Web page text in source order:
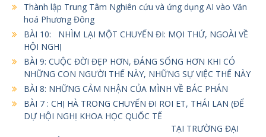
Thành lập Trung Tâm Nghiên cứu và ứng dụng AI vào Văn
hoá Phương Đông
BÀI 10: NHÌM LẠI MỘT CHUYẾN ĐI: MỌI THỨ, NGOÀI VỀ
HỘI NGHỊ
BÀI 9: CUỘC ĐỜI ĐẸP HƠN, ĐÁNG SỐNG HƠN KHI CÓ
NHỮNG CON NGƯỜI THẾ NÀY, NHỮNG SỰ VIỆC THẾ NÀY
BÀI 8: NHỮNG CẢM NHẬN CỦA MÌNH VỀ BÁC PHÁN
BÀI 7 : CHỊ HÀ TRONG CHUYẾN ĐI ROI ET, THÁI LAN (ĐỂ
DỰ HỘI NGHỊ KHOA HỌC QUỐC TẾ
TẠI TRƯỜNG ĐẠI